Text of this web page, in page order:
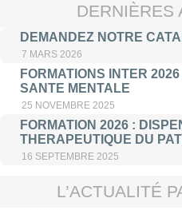
DERNIÈRES
DEMANDEZ NOTRE
7 MARS 2026
FORMATIONS INTER
SANTE MENTALE
25 NOVEMBRE 2025
FORMATION 2026 :
THERAPEUTIQUE DU
16 SEPTEMBRE 2025
L’ACTUALITÉ